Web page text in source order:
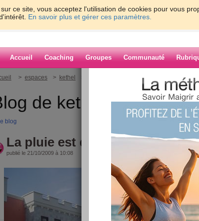
ce site, vous acceptez l'utilisation de cookies pour vous
En savoir plus et gérer ces paramètres.
Accueil Coaching Groupes Communauté
> espaces > kethel > La pluie est de retour !
de kethel
blog
La pluie est de retour !
publié le 21/10/2009 à 10:08